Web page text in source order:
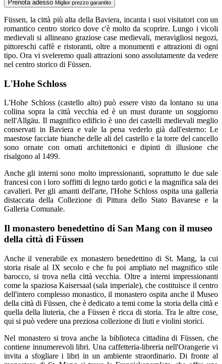
Prenota adesso Miglior prezzo garantito
Füssen, la città più alta della Baviera, incanta i suoi visitatori con un
romantico centro storico dove c'è molto da scoprire. Lungo i vicoli
medievali si allineano graziose case medievali, meravigliosi negozi,
pittoreschi caffè e ristoranti, oltre a monumenti e attrazioni di ogni
tipo. Ora vi sveleremo quali attrazioni sono assolutamente da vedere
nel centro storico di Füssen.
L'Hohe Schloss
L'Hohe Schloss (castello alto) può essere visto da lontano su una
collina sopra la città vecchia ed è un must durante un soggiorno
nell'Allgäu. Il magnifico edificio è uno dei castelli medievali meglio
conservati in Baviera e vale la pena vederlo già dall'esterno: Le
maestose facciate bianche delle ali del castello e la torre del cancello
sono ornate con ornati architettonici e dipinti di illusione che
risalgono al 1499.
Anche gli interni sono molto impressionanti, soprattutto le due sale
francesi con i loro soffitti di legno tardo gotici e la magnifica sala dei
cavalieri. Per gli amanti dell'arte, l'Hohe Schloss ospita una galleria
distaccata della Collezione di Pittura dello Stato Bavarese e la
Galleria Comunale.
Il monastero benedettino di San Mang con il museo
della città di Füssen
Anche il venerabile ex monastero benedettino di St. Mang, la cui
storia risale al IX secolo e che fu poi ampliato nel magnifico stile
barocco, si trova nella città vecchia. Oltre a interni impressionanti
come la spaziosa Kaisersaal (sala imperiale), che costituisce il centro
dell'intero complesso monastico, il monastero ospita anche il Museo
della città di Füssen, che è dedicato a temi come la storia della città e
quella della liuteria, che a Füssen è ricca di storia. Tra le altre cose,
qui si può vedere una preziosa collezione di liuti e violini storici.
Nel monastero si trova anche la biblioteca cittadina di Füssen, che
contiene innumerevoli libri. Una caffetteria-libreria nell'Orangerie vi
invita a sfogliare i libri in un ambiente straordinario. Di fronte al